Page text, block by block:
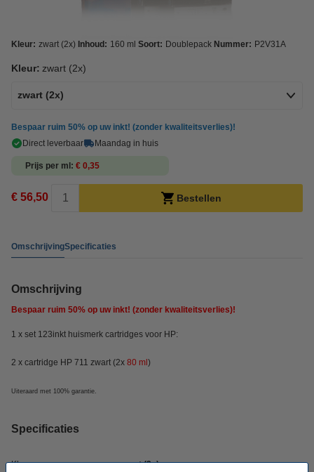
Kleur: zwart (2x) Inhoud: 160 ml Soort: Doublepack Nummer: P2V31A
Kleur: zwart (2x)
zwart (2x)
Bespaar ruim 50% op uw inkt! (zonder kwaliteitsverlies)!
Direct leverbaar
Maandag in huis
Prijs per ml € 0,35
€ 56,50 Bestellen
OmschrijvingSpecificaties
Omschrijving
Bespaar ruim 50% op uw inkt! (zonder kwaliteitsverlies)!
1 x set 123inkt huismerk cartridges voor HP:
2 x cartridge HP 711 zwart (2x 80 ml )
Uiteraard met 100% garantie.
Specificaties
Kleur: zwart (2x)